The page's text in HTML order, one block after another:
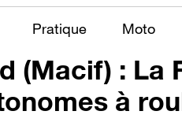
Pratique Moto
(Macif) : La
à